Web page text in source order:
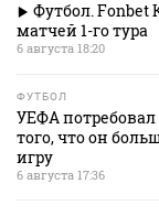
Футбол. Fonbet
матчей 1-го тура
6 августа 18:20
ФУТБОЛ
УЕФА
того, что он
игру
6 августа 17:36